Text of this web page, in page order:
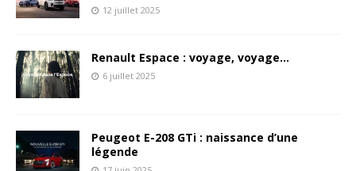
12 juillet 2025
Renault Espace : voyage, voyage…
6 juillet 2025
Peugeot E-208 GTi : naissance d’une
légende